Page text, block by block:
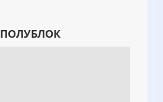
ПОЛУБЛОК